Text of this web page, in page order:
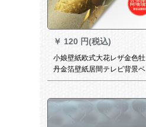
￥ 120 円(税込)
小娘壁紙欧式大花レザ金色牡
丹金箔壁紙居間テレビ背景ベ
ドム粘着式の個性粘着式ステ
m